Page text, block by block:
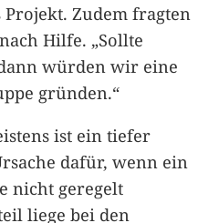
Zudem fragten
Hilfe. „Sollte
würden wir eine
gründen.“
ist ein tiefer
dafür, wenn ein
nicht geregelt
liege bei den